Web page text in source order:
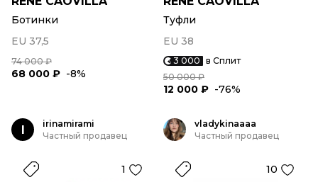
Ботинки
EU 37,5
74 000 ₽
68 000 ₽ -8%
Туфли
EU 38
3 000 в Сплит
50 000 ₽
12 000 ₽ -76%
I
irinamirami
Частный продавец
1
vladykinaaaa
Частный продавец
10